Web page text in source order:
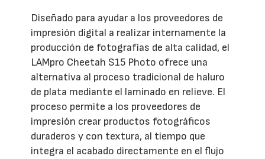
Diseñado para ayudar a los proveedores de
impresión digital a realizar internamente la
producción de fotografías de alta calidad, el
LAMpro Cheetah S15 Photo ofrece una
alternativa al proceso tradicional de haluro
de plata mediante el laminado en relieve. El
proceso permite a los proveedores de
impresión crear productos fotográficos
duraderos y con textura, al tiempo que
integra el acabado directamente en el flujo